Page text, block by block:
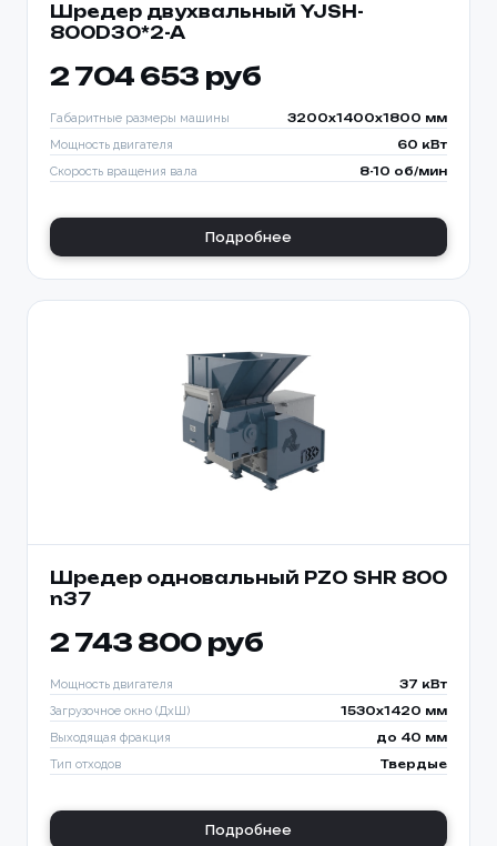
Шредер двухвальный YJSH-
800D30*2-A
2 704 653 руб
Габаритные размеры машины 3200x1400x1800 мм
Мощность двигателя 60 кВт
Скорость вращения вала 8-10 об/мин
Подробнее
Шредер одновальный PZO SHR 800
n37
2 743 800 руб
Мощность двигателя 37 кВт
Загрузочное окно (ДхШ) 1530x1420 мм
Выходящая фракция до 40 мм
Тип отходов Твердые
Подробнее